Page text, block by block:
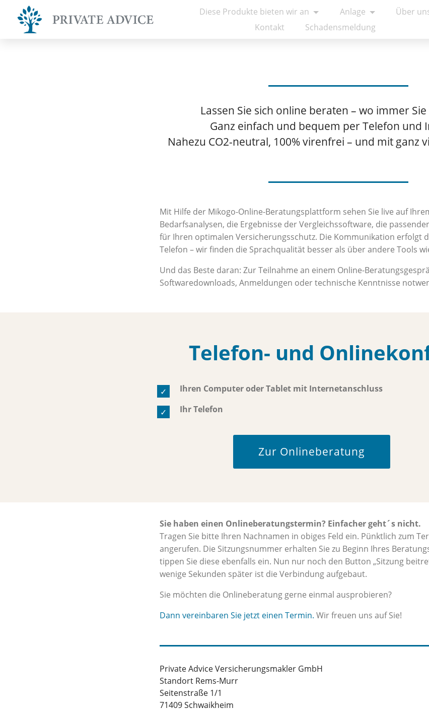
Lassen Sie sich online beraten – wo immer
Ganz einfach und bequem per Telefon und
Nahezu CO2-neutral, 100% virenfrei – und mit ganz
Mit Hilfe der Mikogo-Online-Beratungsplattform sehen Sie live auf
Bedarfsanalysen, die Ergebnisse der Vergleichssoftware, die
für Ihren optimalen Versicherungsschutz. Die Kommunikation erfolgt
Telefon – wir finden die Sprachqualität besser als über andere Tools
Und das Beste daran: Zur Teilnahme an einem Online-
Softwaredownloads, Anmeldungen oder technische Kenntnisse
Telefon- und
Ihren Computer oder Tablet mit Internetanschluss
Ihr Telefon
Zur Onlineberatung
Sie haben einen Onlineberatungstermin? Einfacher geht´s nicht.
Tragen Sie bitte Ihren Nachnamen in obiges Feld ein. Pünktlich zum
angerufen. Die Sitzungsnummer erhalten Sie zu Beginn Ihres
tippen Sie diese ebenfalls ein. Nun nur noch den Button „Sitzung
wenige Sekunden später ist die Verbindung aufgebaut.
Sie möchten die Onlineberatung gerne einmal ausprobieren?
Dann vereinbaren Sie jetzt einen Termin. Wir freuen uns auf Sie!
Private Advice Versicherungsmakler GmbH
Standort Rems-Murr
Seitenstraße 1/1
71409 Schwaikheim
Diese Produkte bieten wir an Anlage
Über
Kontakt
Schadensmeldung